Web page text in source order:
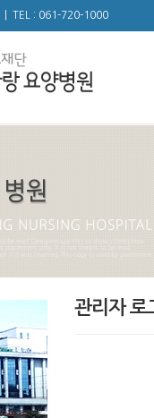
TEL : 061-720-1000
관리자 로